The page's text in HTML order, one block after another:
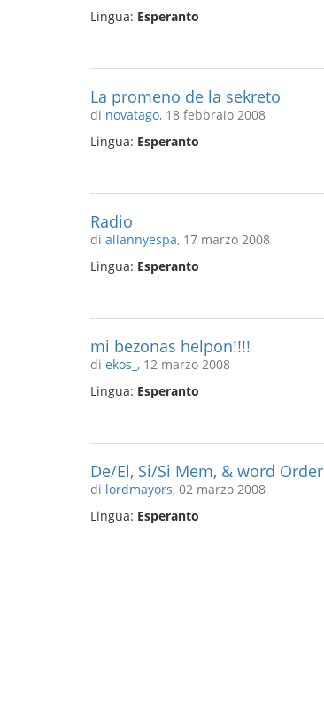
Lingua: Esperanto
La promeno de la sekreto
di novatago, 18 febbraio 2008
Lingua: Esperanto
Radio
di allannyespa, 17 marzo 2008
Lingua: Esperanto
mi bezonas helpon!!!!
di ekos_ , 12 marzo 2008
Lingua: Esperanto
De/El, Si/Si Mem, & word Order
di lordmayors, 02 marzo 2008
Lingua: Esperanto